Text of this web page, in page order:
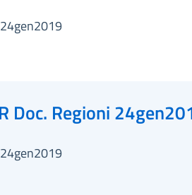
Doc. Regioni